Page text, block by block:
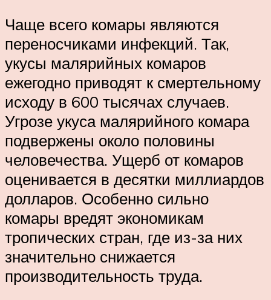
Чаще всего комары являются
переносчиками инфекций. Так,
укусы малярийных комаров
ежегодно приводят к смертельному
исходу в 600 тысячах случаев.
Угрозе укуса малярийного комара
подвержены около половины
человечества. Ущерб от комаров
оценивается в десятки миллиардов
долларов. Особенно сильно
комары вредят экономикам
тропических стран, где из-за них
значительно снижается
производительность труда.